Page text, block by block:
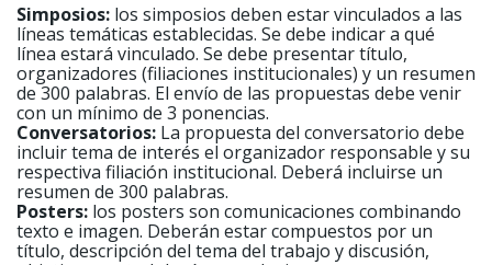
Simposios: los simposios deben estar vinculados a las
líneas temáticas establecidas. Se debe indicar a qué
línea estará vinculado. Se debe presentar título,
organizadores (filiaciones institucionales) y un resumen
de 300 palabras. El envío de las propuestas debe venir
con un mínimo de 3 ponencias.
Conversatorios: La propuesta del conversatorio debe
incluir tema de interés el organizador responsable y su
respectiva filiación institucional. Deberá incluirse un
resumen de 300 palabras.
Posters: los posters son comunicaciones combinando
texto e imagen. Deberán estar compuestos por un
título, descripción del tema del trabajo y discusión,